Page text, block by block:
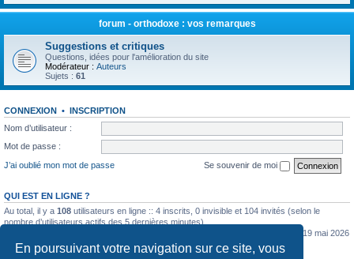
En poursuivant votre navigation sur ce site, vous
forum - orthodoxe : vos remarques
Suggestions et critiques
Questions, idées pour l'amélioration du site
Modérateur : Auteurs
Sujets : 61
CONNEXION • INSCRIPTION
Nom d’utilisateur :
Mot de passe :
J’ai oublié mon mot de passe
Se souvenir de moi
QUI EST EN LIGNE ?
Au total, il y a 108 utilisateurs en ligne :: 4 inscrits, 0 invisible et 104 invités (selon le
nombre d’utilisateurs actifs des 5 dernières minutes)
le mar. 19 mai 2026
0:07